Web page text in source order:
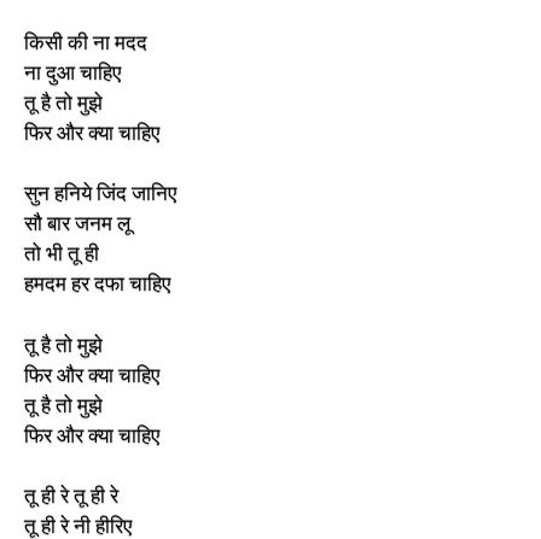
किसी की ना मदद
ना दुआ चाहिए
तू है तो मुझे
फिर और क्या चाहिए
सुन हनिये जिंद जानिए
सौ बार जनम लू
तो भी तू ही
हमदम हर दफा चाहिए
तू है तो मुझे
फिर और क्या चाहिए
तू है तो मुझे
फिर और क्या चाहिए
तू ही रे तू ही रे
तू ही रे नी हीरिए